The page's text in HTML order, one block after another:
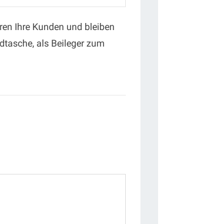
Ihre Kunden und bleiben
als Beileger zum